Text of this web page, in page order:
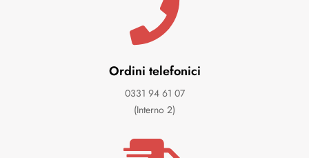
Ordini telefonici
0331 94 61 07
(Interno 2)